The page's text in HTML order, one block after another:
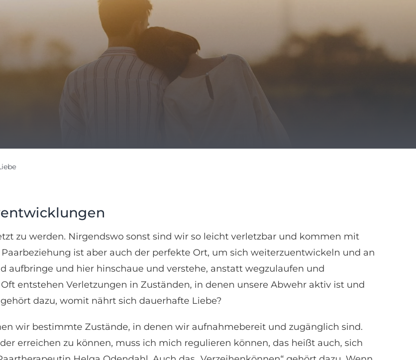
zu werden. Nirgendswo sonst sind wir so leicht verletzbar und kommen mit
ist aber auch der perfekte Ort, um sich weiterzuentwickeln und an
aufbringe und hier hinschaue und verstehe, anstatt wegzulaufen und
entstehen Verletzungen in Zuständen, in denen unsere Abwehr aktiv ist und
dazu, womit nährt sich dauerhafte Liebe?
wir bestimmte Zustände, in denen wir aufnahmebereit und zugänglich sind.
erreichen zu können, muss ich mich regulieren können, das heißt auch, sich